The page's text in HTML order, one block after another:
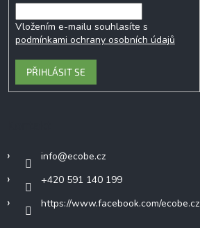
Vložením e-mailu souhlasíte s
podmínkami ochrany osobních údajů
PŘIHLÁSIT SE
info@ecobe.cz
+420 591 140 199
https://www.facebook.com/ecobe.cz